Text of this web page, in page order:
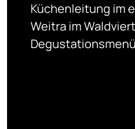
Küchenleitung im
Weitra im